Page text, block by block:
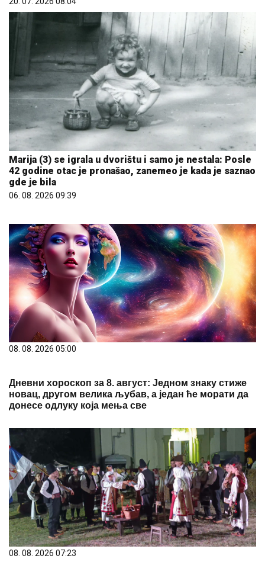
Marija (3) se igrala u dvorištu i samo je nestala: Posle
42 godine otac je pronašao, zanemeo je kada je saznao
gde je bila
06. 08. 2026 09:39
08. 08. 2026 05:00
Дневни хороскоп за 8. август: Једном знаку стиже
новац, другом велика љубав, а један ће морати да
донесе одлуку која мења све
08. 08. 2026 07:23